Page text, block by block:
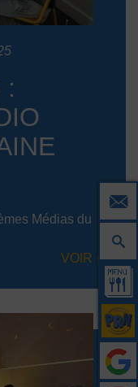
:
Médias du
VOIR